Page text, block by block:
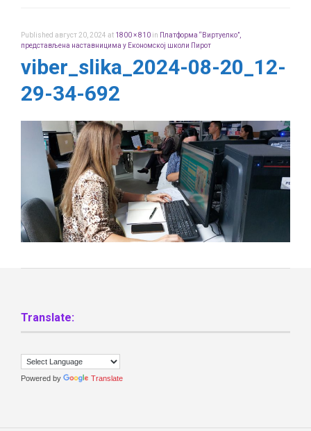
Published август 20, 2024 at 1800 × 810 in Платформа “Виртуелко”,
представљена наставницима у Економској школи Пирот
viber_slika_2024-08-20_12-
29-34-692
Translate:
Powered by Translate